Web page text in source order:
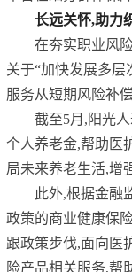
长远关怀,助力
在夯实职业风
关于“加快发展多层
服务从短期风险补
截至5月,阳光
个人养老金,帮助医
局未来养老生活,增
此外,根据金融
政策的商业健康保
跟政策步伐,面向医
险产品相关服务,帮